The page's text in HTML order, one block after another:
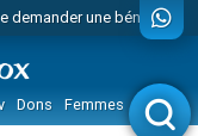
en groupe sur Zoom
80 ans, dans un appartement insalubre
Dons Femmes Enfants